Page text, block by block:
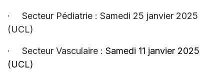
·
Secteur Pédiatrie : Samedi 25 janvier 2025
(UCL)
· Secteur Vasculaire : Samedi 11 janvier 2025
(UCL)